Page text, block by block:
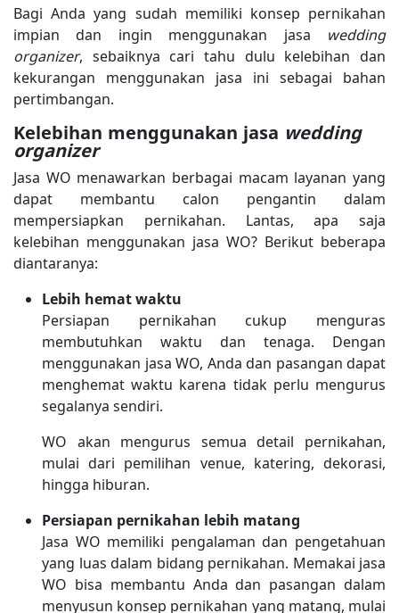
Bagi Anda yang sudah memiliki konsep pernikahan
impian dan ingin menggunakan jasa wedding
organizer, sebaiknya cari tahu dulu kelebihan dan
kekurangan menggunakan jasa ini sebagai bahan
pertimbangan.
Kelebihan menggunakan jasa wedding
organizer
Jasa WO menawarkan berbagai macam layanan yang
dapat membantu calon pengantin dalam
mempersiapkan pernikahan. Lantas, apa saja
kelebihan menggunakan jasa WO? Berikut beberapa
diantaranya:
Lebih hemat waktu
Persiapan pernikahan cukup menguras
membutuhkan waktu dan tenaga. Dengan
menggunakan jasa WO, Anda dan pasangan dapat
menghemat waktu karena tidak perlu mengurus
segalanya sendiri.
WO akan mengurus semua detail pernikahan,
mulai dari pemilihan venue, katering, dekorasi,
hingga hiburan.
Persiapan pernikahan lebih matang
Jasa WO memiliki pengalaman dan pengetahuan
yang luas dalam bidang pernikahan. Memakai jasa
WO bisa membantu Anda dan pasangan dalam
menyusun konsep pernikahan yang matang, mulai